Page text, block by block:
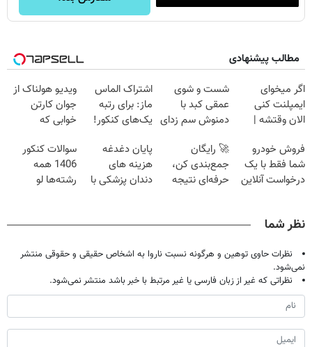
مطالب پیشنهادی
اگر میخوای
ایمپلنت کنی
الان وقتشه |
میلیون تومان!!!
شست و شوی
عمقی کبد با
دمنوش سم زدای
اشتراک الماس
ماز: برای رتبه
یک‌های کنکور!
ویدیو هولناک از
جوان کارتن
خوابی که
آموزش رایگان
فروش خودرو
شما فقط با یک
درخواست آنلاین
🚀 رایگان
جمع‌بندی کن،
حرفه‌ای نتیجه
پایان دغدغه
هزینه های
دندان پزشکی با
سوالات کنکور
1406 همه
رشته‌ها لو
نظر شما
نظرات حاوی توهین و هرگونه نسبت ناروا به اشخاص حقیقی و حقوقی منتشر
نمی‌شود.
نظراتی که غیر از زبان فارسی یا غیر مرتبط با خبر باشد منتشر نمی‌شود.